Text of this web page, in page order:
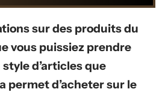
sur des produits du
vous puissiez prendre
d’articles que
permet d’acheter sur le